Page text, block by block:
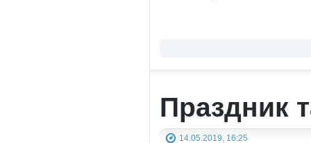
Праздник
14.05.2019, 16:25